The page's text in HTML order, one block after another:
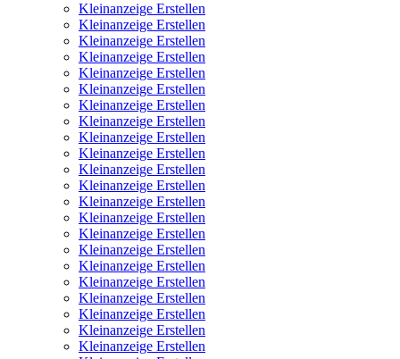
Kleinanzeige Erstellen
Kleinanzeige Erstellen
Kleinanzeige Erstellen
Kleinanzeige Erstellen
Kleinanzeige Erstellen
Kleinanzeige Erstellen
Kleinanzeige Erstellen
Kleinanzeige Erstellen
Kleinanzeige Erstellen
Kleinanzeige Erstellen
Kleinanzeige Erstellen
Kleinanzeige Erstellen
Kleinanzeige Erstellen
Kleinanzeige Erstellen
Kleinanzeige Erstellen
Kleinanzeige Erstellen
Kleinanzeige Erstellen
Kleinanzeige Erstellen
Kleinanzeige Erstellen
Kleinanzeige Erstellen
Kleinanzeige Erstellen
Kleinanzeige Erstellen